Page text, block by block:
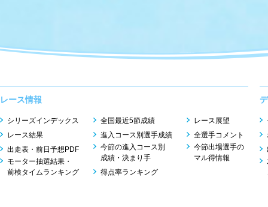
レース情報
シリーズインデックス
レース結果
出走表・前日予想PDF
モーター抽選結果・
前検タイムランキング
全国最近5節成績
進入コース別選手成績
今節の進入コース別
成績・決まり手
得点率ランキング
レース展望
全選手コメント
今節出場選手の
マル得情報